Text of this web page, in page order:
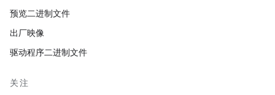
预览二进制文件
出厂映像
驱动程序二进制文件
关注